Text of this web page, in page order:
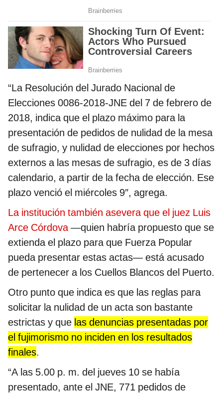
“La Resolución del Jurado Nacional de
Elecciones 0086-2018-JNE del 7 de febrero de
2018, indica que el plazo máximo para la
presentación de pedidos de nulidad de la mesa
de sufragio, y nulidad de elecciones por hechos
externos a las mesas de sufragio, es de 3 días
calendario, a partir de la fecha de elección. Ese
plazo venció el miércoles 9″, agrega.
La institución también asevera que el juez Luis
Arce Córdova—quien habría propuesto que se
extienda el plazo para que Fuerza Popular
pueda presentar estas actas— está acusado
de pertenecer a los Cuellos Blancos del Puerto.
Otro punto que indica es que las reglas para
solicitar la nulidad de un acta son bastante
estrictas y que las denuncias presentadas por
el fujimorismo no inciden en los resultados
finales.
“A las 5.00 p. m. del jueves 10 se había
presentado, ante el JNE, 771 pedidos de